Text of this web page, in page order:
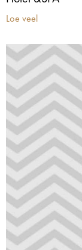
Loe veel